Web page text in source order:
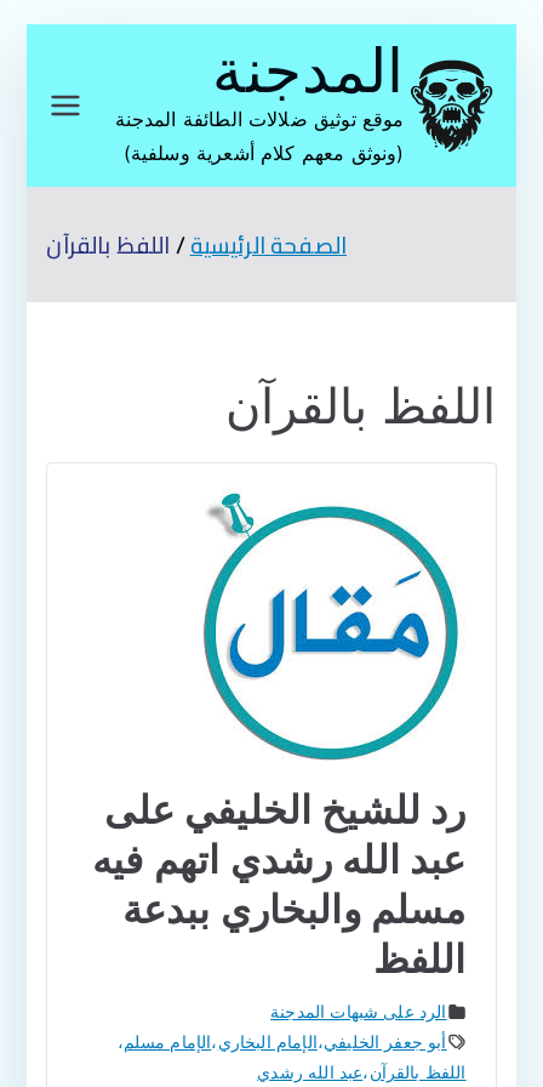
المحتوى
المدجنة
موقع توثيق ضلالات الطائفة المدجنة
(ونوثق معهم كلام أشعرية وسلفية)
الصفحة الرئيسية اللفظ بالقرآن
اللفظ بالقرآن
رد للشيخ الخليفي على
عبد الله رشدي اتهم فيه
مسلم والبخاري ببدعة
اللفظ
الرد على شبهات المدجنة
أبو جعفر الخليفي،الإمام البخاري،الإمام مسلم،
اللفظ بالقرآن،عبد الله رشدي